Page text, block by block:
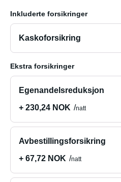
Inkluderte forsikringer
Kaskoforsikring
Ekstra forsikringer
Egenandelsreduksjon
+ 230,24 NOK
natt
Avbestillingsforsikring
+ 67,72 NOK
natt